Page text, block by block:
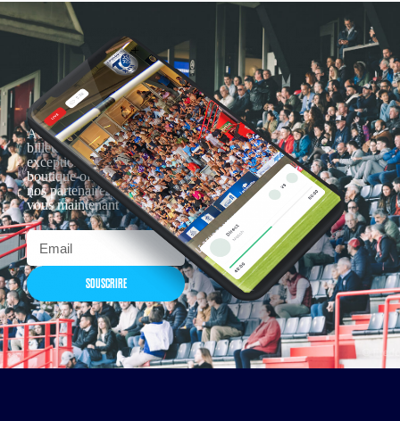
Actualités, nouveautés,
billetterie, remises
exceptionnelles dans la
boutique officielles & chez
nos partenaires… Inscrivez-
vous maintenant
SOUSCRIRE